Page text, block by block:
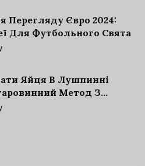
Перегляду Євро 2024:
Для Футбольного Свята
Яйця В Лушпинні
Метод З
Нюансами